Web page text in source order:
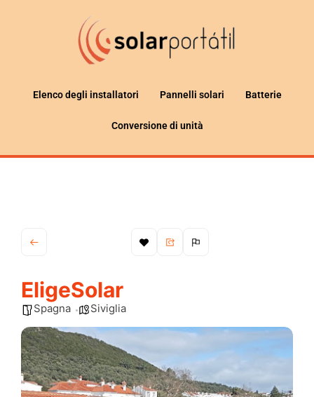
Elenco degli installatori Pannelli solari Batterie
Conversione di unità
EligeSolar
Spagna Siviglia